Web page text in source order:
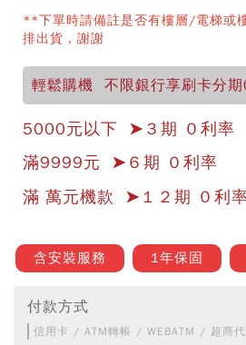
**下單時請備註是否有樓層/電梯或
排出貨，謝謝
輕鬆購機 不限銀行享刷卡分
5000元以下 ➤３期 ０利率
滿9999元 ➤６期 ０利率
滿 萬元機款 ➤１２期 ０利
含安裝服務 1年保固
付款方式
信用卡 / ATM轉帳 / WEBATM / 超商